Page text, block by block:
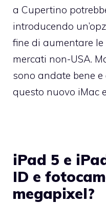
a Cupertino
introducendo
fine di aumentare
mercati non-USA.
sono andate bene e
questo nuovo iMac
iPad 5 e
ID e
megapixel?